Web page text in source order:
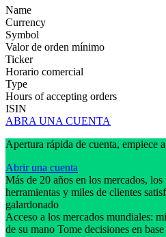
Name
Currency
Symbol
Valor de orden mínimo
Ticker
Horario comercial
Type
Hours of accepting orders
ISIN
ABRA UNA CUENTA
Apertura rápida de cuenta, empiece
Abrir una cuenta
Más de 20 años en los mercados,
herramientas y miles de clientes
galardonado
Acceso a los mercados mundiales:
de su mano Tome decisiones en